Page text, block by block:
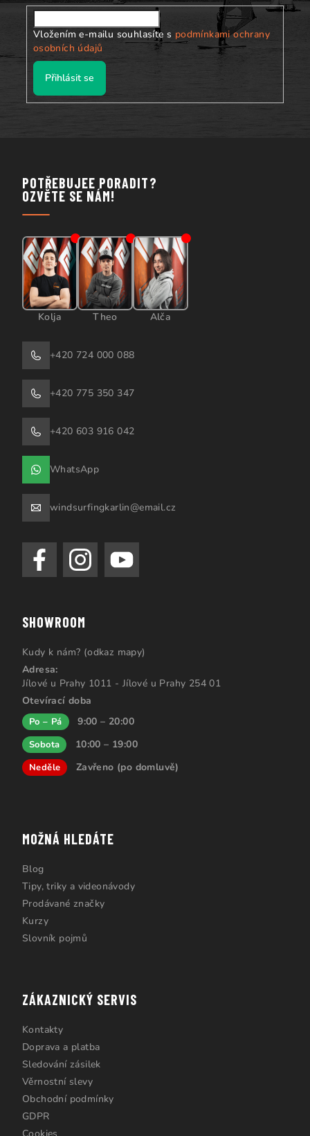
Vložením e-mailu souhlasíte s podmínkami ochrany
osobních údajů
Přihlásit se
POTŘEBUJEE PORADIT?
OZVĚTE SE NÁM!
Kolja Theo Alča
+420 724 000 088
+420 775 350 347
+420 603 916 042
WhatsApp
windsurfingkarlin@email.cz
SHOWROOM
Kudy k nám? (odkaz mapy)
Adresa:
Jílové u Prahy 1011 - Jílové u Prahy 254 01
Otevírací doba
Po – Pá 9:00 – 20:00
Sobota 10:00 – 19:00
Neděle Zavřeno (po domluvě)
MOŽNÁ HLEDÁTE
Blog
Tipy, triky a videonávody
Prodávané značky
Kurzy
Slovník pojmů
ZÁKAZNICKÝ SERVIS
Kontakty
Doprava a platba
Sledování zásilek
Věrnostní slevy
Obchodní podmínky
GDPR